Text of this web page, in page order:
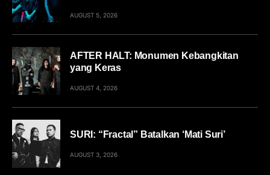
AUGUST 5, 2026
AFTER HALT: Monumen Kebangkitan
yang Keras
AUGUST 4, 2026
SURI: “Fractal” Batalkan ‘Mati Suri’
AUGUST 3, 2026